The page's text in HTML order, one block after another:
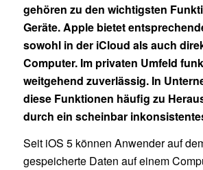
gehören zu den wichtigsten
Geräte. Apple bietet
sowohl in der iCloud als auch
Computer. Im privaten Umfeld
weitgehend zuverlässig. In
diese Funktionen häufig zu
durch ein scheinbar
Seit iOS 5 können Anwender auf
gespeicherte Daten auf einem